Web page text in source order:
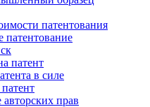
патентования
патент
в силе
прав